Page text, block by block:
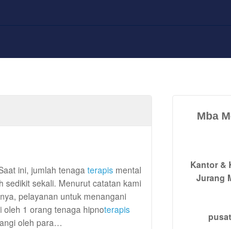
ini, jumlah tenaga terapismental
sekali. Menurut catatan kami
pelayanan untuk menangani
1 orang tenaga hipnoterapis
oleh para…
Mba
Kantor &
Jurang